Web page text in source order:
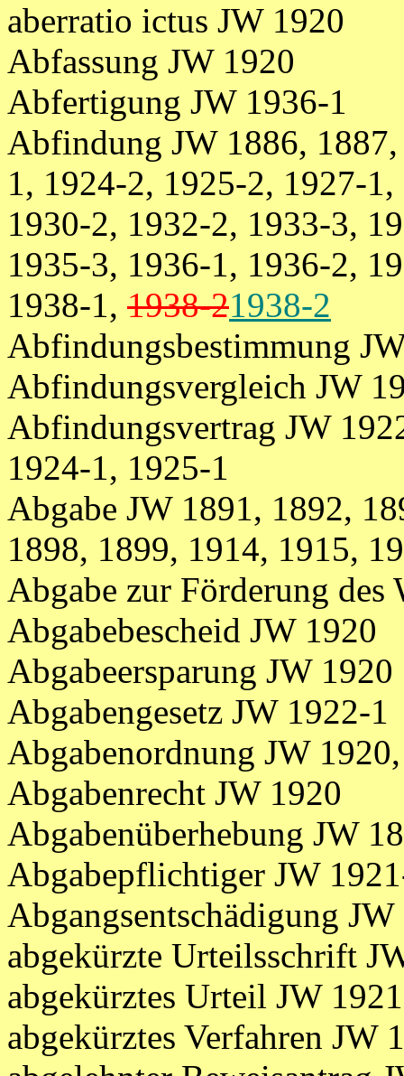
aberratio ictus JW 1920
Abfassung JW 1920
Abfertigung JW 1936-1
Abfindung JW 1886,
1, 1924-2, 1925-2, 1927-
1930-2, 1932-2, 1933-3,
1935-3, 1936-1, 1936-2,
1938-1, 1938-21938-2
Abfindungsbestimmung
Abfindungsvergleich JW
Abfindungsvertrag JW
1924-1, 1925-1
Abgabe JW 1891, 1892,
1898, 1899, 1914, 1915,
Abgabe zur Förderung des
Abgabebescheid JW 1920
Abgabeersparung JW 1920
Abgabengesetz JW 1922-1
Abgabenordnung JW
Abgabenrecht JW 1920
Abgabenüberhebung JW
Abgabepflichtiger JW
Abgangsentschädigung
abgekürzte Urteilsschrift
abgekürztes Urteil JW
abgekürztes Verfahren JW